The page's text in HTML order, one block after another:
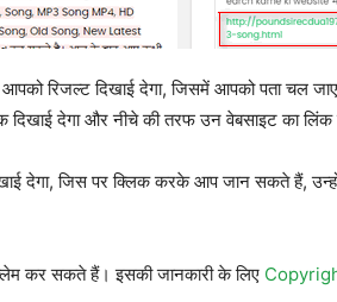
रिजल्ट दिखाई देगा, जिसमें आपको पता चल
देगा और नीचे की तरफ उन वेबसाइट का लिंक
देगा, जिस पर क्लिक करके आप जान सकते हैं,
कर सकते हैं। इसकी जानकारी के लिए